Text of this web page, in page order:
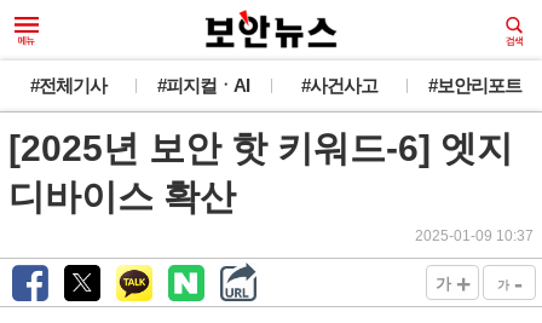
#전체기사 #피지컬ㆍAI #사건사고 #보안리포트
[2025년 보안 핫 키워드-6] 엣지
디바이스 확산
2025-01-09 10:37
가 + 가 -